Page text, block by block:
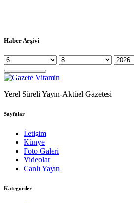
Haber Arşivi
Yerel Süreli Yayın-Aktüel Gazetesi
Sayfalar
İletişim
Künye
Foto Galeri
Videolar
Canlı Yayın
Kategoriler